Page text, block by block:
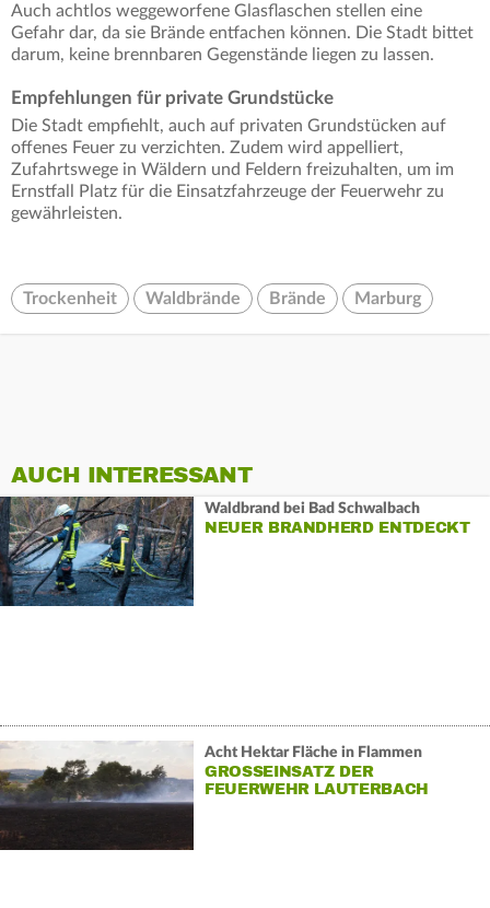
Auch achtlos weggeworfene Glasflaschen stellen eine
Gefahr dar, da sie Brände entfachen können. Die Stadt bittet
darum, keine brennbaren Gegenstände liegen zu lassen.
Empfehlungen für private Grundstücke
Die Stadt empfiehlt, auch auf privaten Grundstücken auf
offenes Feuer zu verzichten. Zudem wird appelliert,
Zufahrtswege in Wäldern und Feldern freizuhalten, um im
Ernstfall Platz für die Einsatzfahrzeuge der Feuerwehr zu
gewährleisten.
Trockenheit Waldbrände Brände Marburg
AUCH INTERESSANT
Waldbrand bei Bad Schwalbach
NEUER BRANDHERD ENTDECKT
Acht Hektar Fläche in Flammen
GROSSEINSATZ DER F
EUERWEHR LAUTERBACH